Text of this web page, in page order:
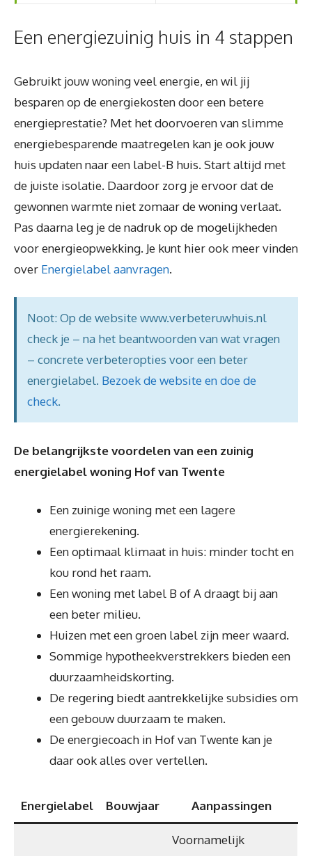
Een energiezuinig huis in 4 stappen
Gebruikt jouw woning veel energie, en wil jij
besparen op de energiekosten door een betere
energieprestatie? Met het doorvoeren van slimme
energiebesparende maatregelen kan je ook jouw
huis updaten naar een label-B huis. Start altijd met
de juiste isolatie. Daardoor zorg je ervoor dat de
gewonnen warmte niet zomaar de woning verlaat.
Pas daarna leg je de nadruk op de mogelijkheden
voor energieopwekking. Je kunt hier ook meer vinden
over Energielabel aanvragen.
Noot: Op de website www.verbeteruwhuis.nl
check je – na het beantwoorden van wat vragen
– concrete verbeteropties voor een beter
energielabel. Bezoek de website en doe de
check.
De belangrijkste voordelen van een zuinig
energielabel woning Hof van Twente
Een zuinige woning met een lagere
energierekening.
Een optimaal klimaat in huis: minder tocht en
kou rond het raam.
Een woning met label B of A draagt bij aan
een beter milieu.
Huizen met een groen label zijn meer waard.
Sommige hypotheekverstrekkers bieden een
duurzaamheidskorting.
De regering biedt aantrekkelijke subsidies om
een gebouw duurzaam te maken.
De energiecoach in Hof van Twente kan je
daar ook alles over vertellen.
Energielabel Bouwjaar Aanpassingen
Voornamelijk